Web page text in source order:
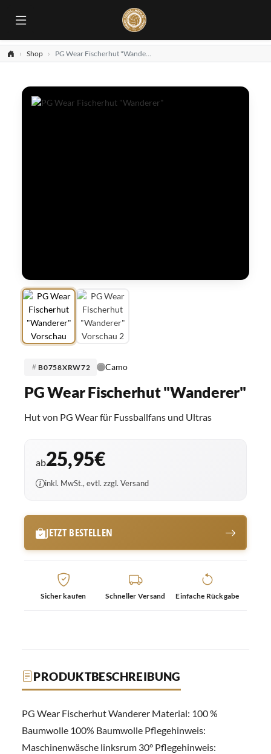
Shop PG Wear Fischerhut "Wanderer"
B0758XRW72 Camo
PG Wear Fischerhut "Wanderer"
Hut von PG Wear für Fussballfans und Ultras
ab25,95€
inkl. MwSt., evtl. zzgl. Versand
JETZT BESTELLEN
Sicher kaufen Schneller Versand Einfache Rückgabe
PRODUKTBESCHREIBUNG
PG Wear Fischerhut Wanderer Material: 100 %
Baumwolle 100% Baumwolle Pflegehinweis:
Maschinenwäsche linksrum 30° Pflegehinweis: